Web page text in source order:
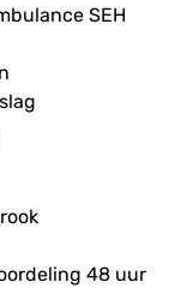
SEH
48 uur